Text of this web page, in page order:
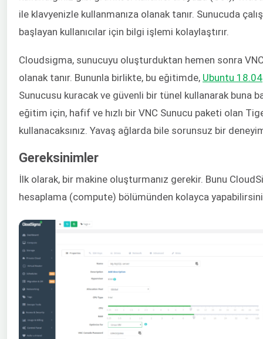
ile klavyenizle kullanmanıza olanak tanır. Sunucuda
başlayan kullanıcılar için bilgi işlemi kolaylaştırır.
Cloudsigma, sunucuyu oluşturduktan hemen sonra
olanak tanır. Bununla birlikte, bu eğitimde, Ubuntu 18.04
Sunucusu kuracak ve güvenli bir tünel kullanarak buna
eğitim için, hafif ve hızlı bir VNC Sunucu paketi olan
kullanacaksınız. Yavaş ağlarda bile sorunsuz bir
Gereksinimler
İlk olarak, bir makine oluşturmanız gerekir. Bunu
hesaplama (compute) bölümünden kolayca